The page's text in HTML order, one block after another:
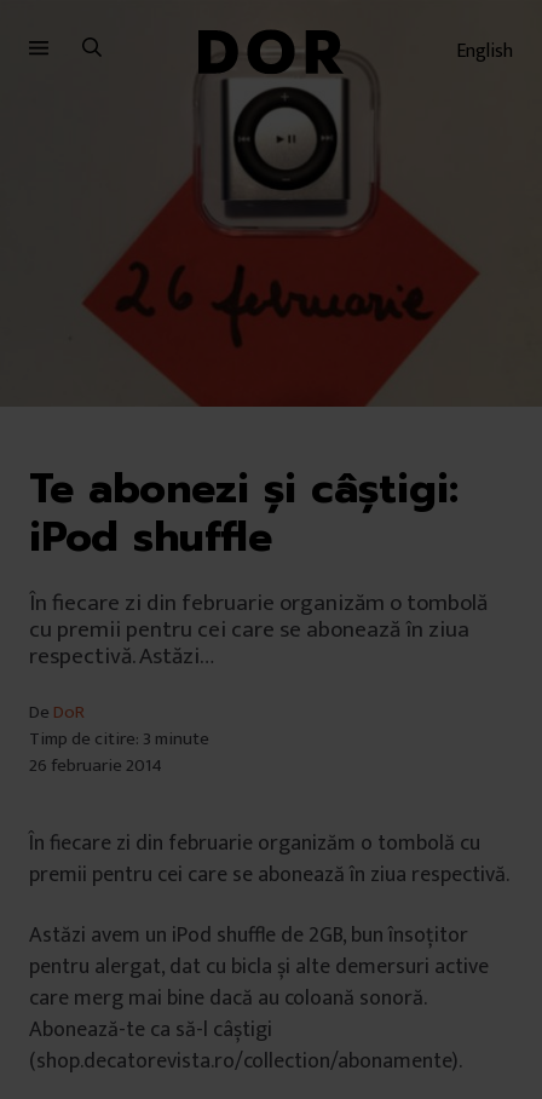
English
Te abonezi și câștigi:
iPod shuffle
În fiecare zi din februarie organizăm o tombolă
cu premii pentru cei care se abonează în ziua
respectivă. Astăzi…
De DoR
Timp de citire: 3 minute
26 februarie 2014
În fiecare zi din februarie organizăm o tombolă cu
premii pentru cei care se abonează în ziua respectivă.
Astăzi avem un iPod shuffle de 2GB, bun însoțitor
pentru alergat, dat cu bicla și alte demersuri active
care merg mai bine dacă au coloană sonoră.
Abonează-te ca să-l câștigi
(shop.decatorevista.ro/collection/abonamente).